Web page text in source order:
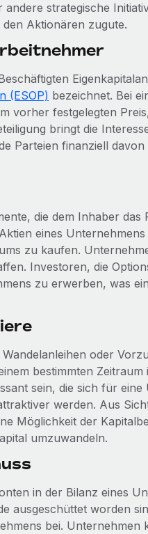
strategische
Aktionären zugute.
(ESOP) bezeichnet. Bei
vorher festgelegten
bringt die
Parteien finanziell
die dem Inhaber
eines
zu kaufen.
Investoren, die
zu erwerben, was
oder
bestimmten
sein, die sich für
werden. Aus
Möglichkeit der
umzuwandeln.
in der Bilanz eines
ausgeschüttet worden
bei.